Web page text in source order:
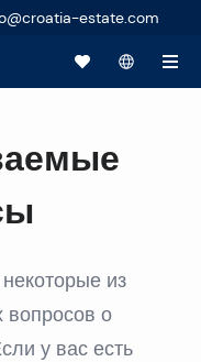
estate.com
из
вопросов о
у вас есть